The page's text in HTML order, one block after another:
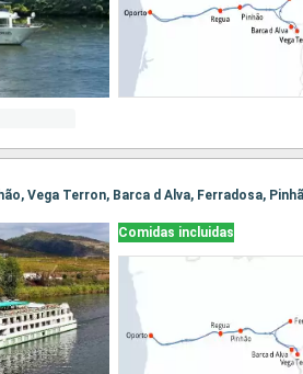
Vega Terron, Barca d Alva, Ferradosa,
Comidas incluidas